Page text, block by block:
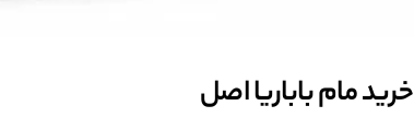
خرید مام باباریا اصل